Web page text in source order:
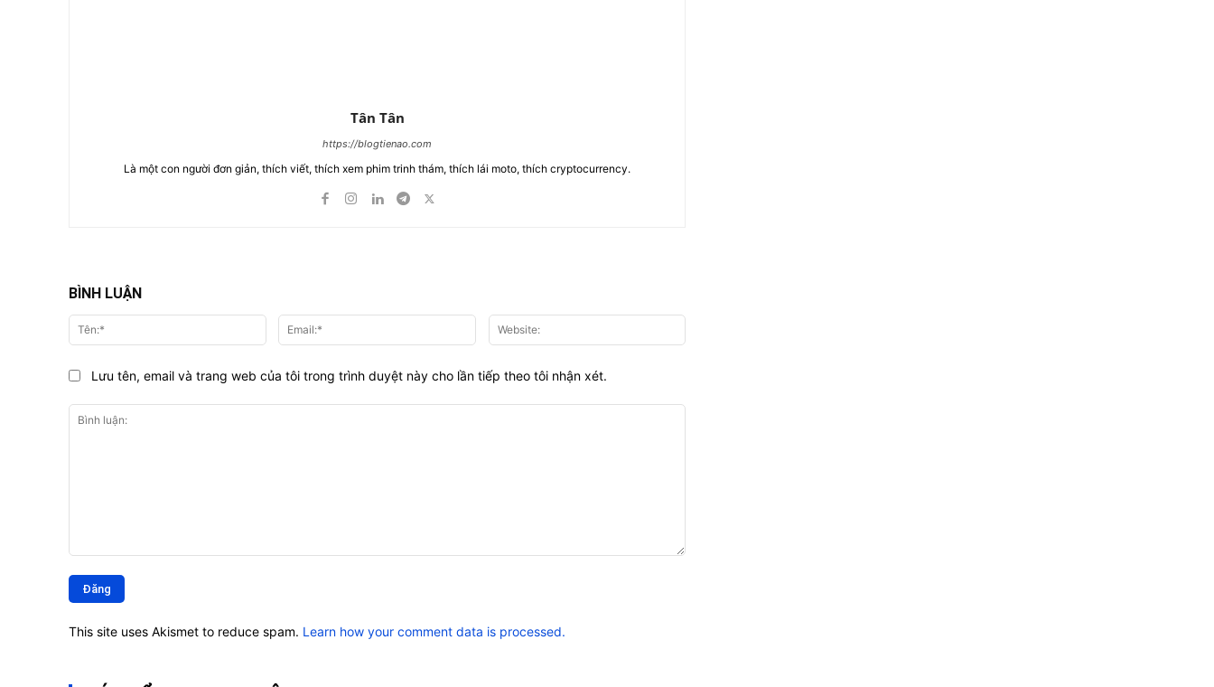
Tân Tân
https://blogtienao.com
Là một con người đơn giản, thích viết, thích xem phim trinh thám, thích lái moto, thích cryptocurrency.
BÌNH LUẬN
luận:
Tên:* Email:*
Lưu tên, email và trang web của tôi trong trình duyệt này cho lần tiếp theo tôi nhận xét.
This site uses Akismet to reduce spam. Learn how your comment data is processed.